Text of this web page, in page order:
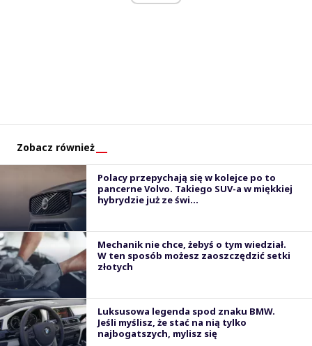
Zobacz również
Polacy przepychają się w kolejce po to
pancerne Volvo. Takiego SUV-a w miękkiej
hybrydzie już ze świ...
Mechanik nie chce, żebyś o tym wiedział.
W ten sposób możesz zaoszczędzić setki
złotych
Luksusowa legenda spod znaku BMW.
Jeśli myślisz, że stać na nią tylko
najbogatszych, mylisz się